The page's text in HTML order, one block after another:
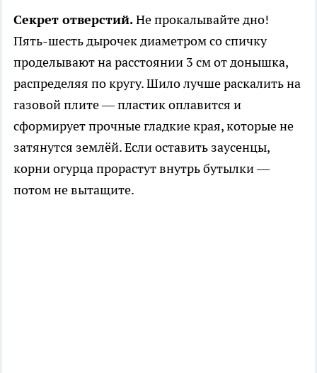
Секрет отверстий.Не прокалывайте дно!
Пять-шесть дырочек диаметром со спичку
проделывают на расстоянии 3 см от донышка,
распределяя по кругу. Шило лучше раскалить на
газовой плите — пластик оплавится и
сформирует прочные гладкие края, которые не
затянутся землёй. Если оставить заусенцы,
корни огурца прорастут внутрь бутылки —
потом не вытащите.